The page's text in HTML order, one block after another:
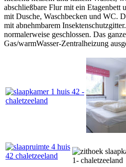
abschließbare Flur mit ein Etagenbett
mit Dusche, Waschbecken und WC.
mit abnehmbarem
normalerweise geschlossen. Das
Gas/warmWasser-Zentralheizung